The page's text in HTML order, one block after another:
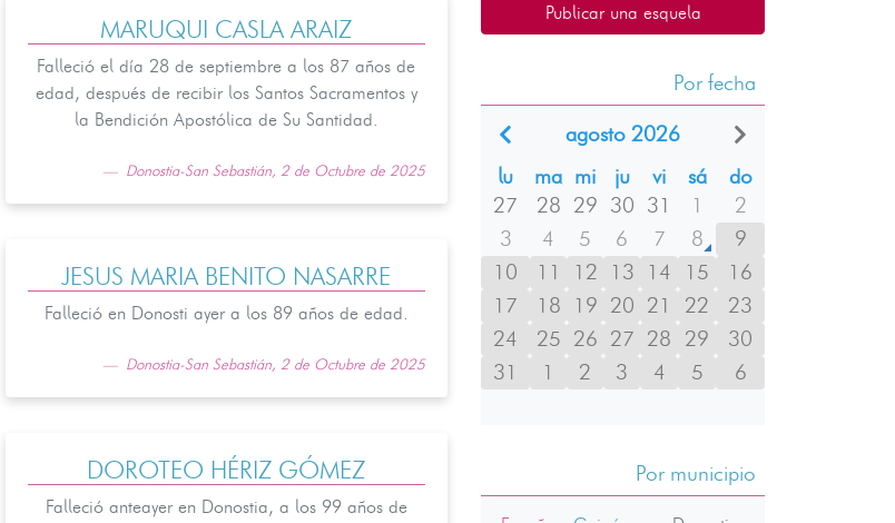
MARUQUI CASLA ARAIZ
Falleció el día 28 de septiembre a los 87 años de
edad, después de recibir los Santos Sacramentos y
la Bendición Apostólica de Su Santidad.
Donostia-San Sebastián, 2 de Octubre de 2025
JESUS MARIA BENITO NASARRE
Falleció en Donosti ayer a los 89 años de edad.
Donostia-San Sebastián, 2 de Octubre de 2025
DOROTEO HÉRIZ GÓMEZ
Falleció anteayer en Donostia, a los 99 años de
Publicar una esquela
Por fecha
agosto 2026
lu
ma mi ju vi sá
do
27
28 29 30 31 1
2
3
4 5 6 7 8
9
10
11 12 13 14 15
16
17
18 19 20 21 22
23
24
25 26 27 28 29
30
31
1 2 3 4 5 6
Por municipio